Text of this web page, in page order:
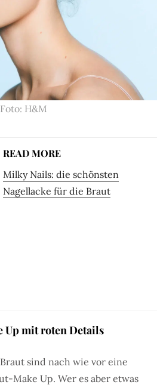
Foto: H&M
READ MORE
Milky Nails: die schönsten
Nagellacke für die Braut
Up mit roten Details
sind nach wie vor eine
Make Up. Wer es aber etwas